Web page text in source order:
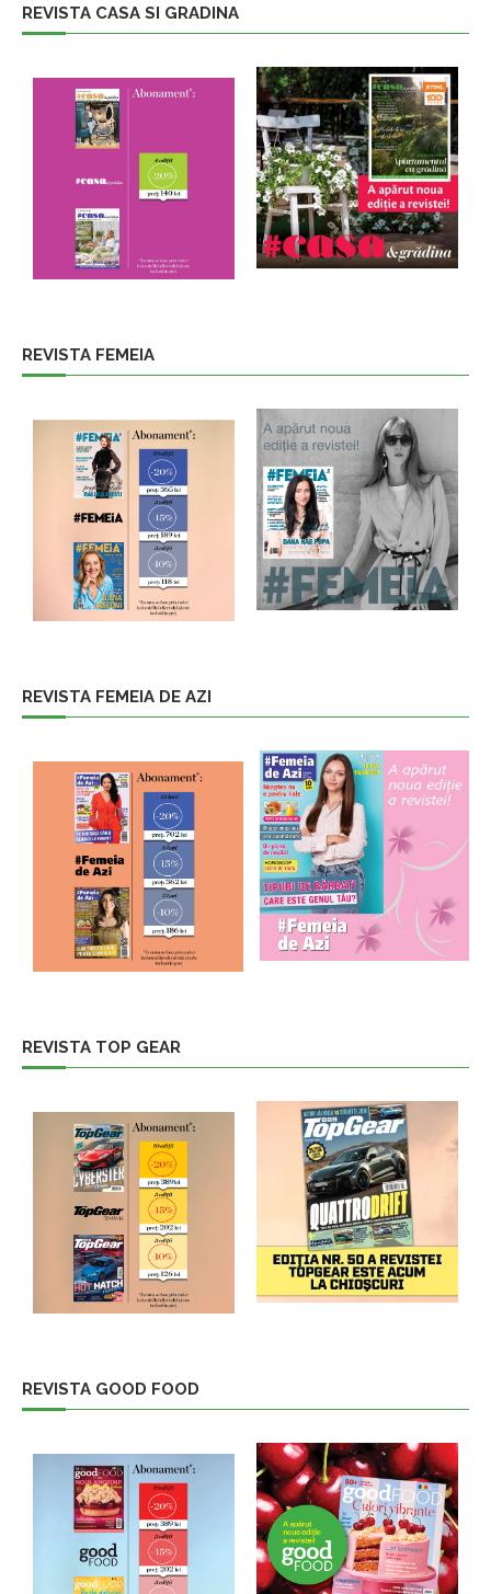
REVISTA CASA SI GRADINA
REVISTA FEMEIA
REVISTA FEMEIA DE AZI
REVISTA TOP GEAR
REVISTA GOOD FOOD